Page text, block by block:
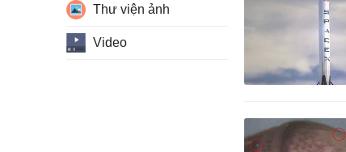
Thư viện ảnh
Video